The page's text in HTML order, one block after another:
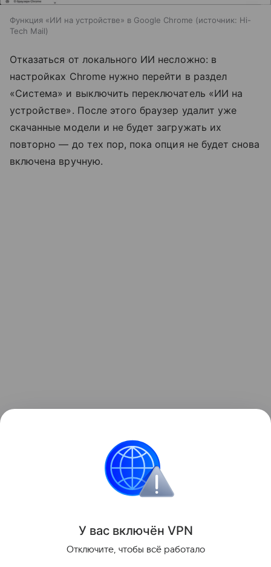
Функция «ИИ на устройстве» в Google Chrome источник: Hi-
Tech Mail
Отказаться от локального ИИ несложно: в
настройках Chrome нужно перейти в раздел
«Система» и выключить переключатель «ИИ на
устройстве». После этого браузер удалит уже
скачанные модели и не будет загружать их
повторно — до тех пор, пока опция не будет снова
включена вручную.
появлением ИИ-агентов.
Поделиться
У вас включён VPN
Отключите, чтобы всё работало